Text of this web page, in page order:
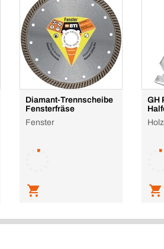
Diamant-Trennscheibe
Fensterfräse
Fenster
GH